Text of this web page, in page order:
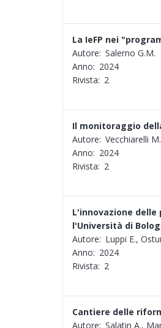
La IeFP nei
Autore: Salerno G.M.
Anno: 2024
Rivista: 2
Il monitoraggio
Autore: Vecchiarelli M.
Anno: 2024
Rivista: 2
L'innovazione
l'Università di
Autore: Luppi E.,
Anno: 2024
Rivista: 2
Cantiere delle
Autore: Salatin A.,